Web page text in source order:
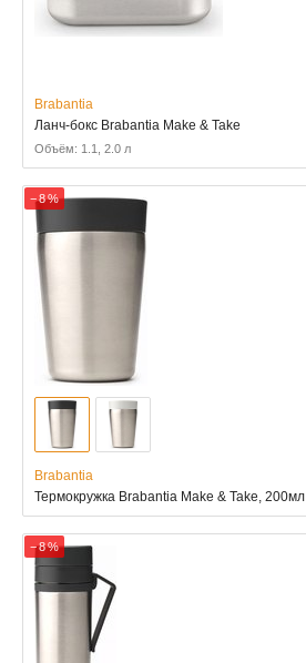
Brabantia
Ланч-бокс Brabantia Make & Take
Объём: 1.1, 2.0 л
− 8 %
Brabantia
Термокружка Brabantia Make & Take, 200мл
− 8 %